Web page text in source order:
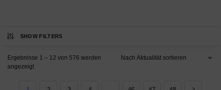
SHOW FILTERS
Ergebnisse 1 – 12 von 576 werden
angezeigt